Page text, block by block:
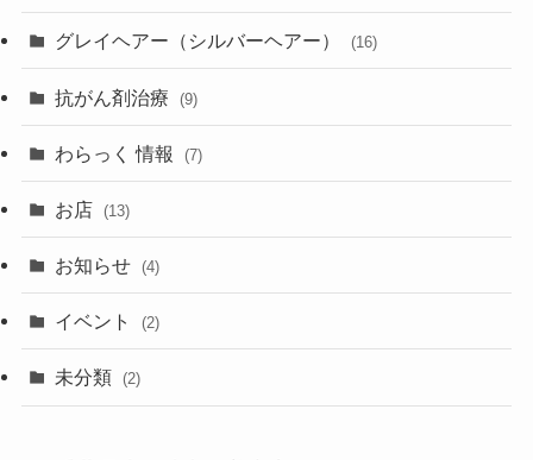
グレイヘアー（シルバーヘアー） (16)
抗がん剤治療 (9)
わらっく 情報 (7)
お店 (13)
お知らせ (4)
イベント (2)
未分類 (2)